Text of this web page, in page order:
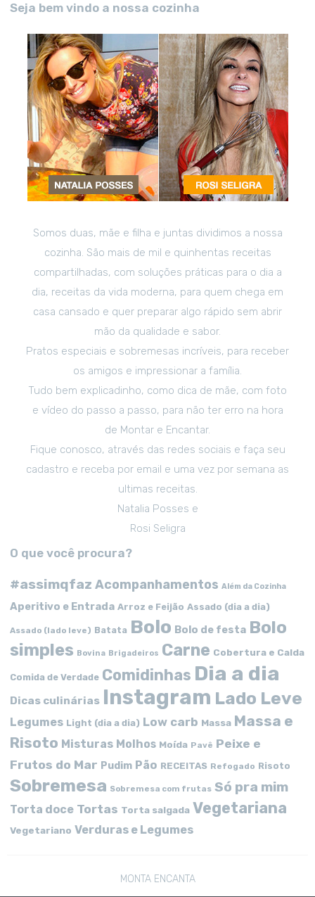
Seja bem vindo a nossa cozinha
Somos duas, mãe e filha e juntas dividimos a nossa
cozinha. São mais de mil e quinhentas receitas
compartilhadas, com soluções práticas para o dia a
dia, receitas da vida moderna, para quem chega em
casa cansado e quer preparar algo rápido sem abrir
mão da qualidade e sabor.
Pratos especiais e sobremesas incríveis, para receber
os amigos e impressionar a família.
Tudo bem explicadinho, como dica de mãe, com foto
e vídeo do passo a passo, para não ter erro na hora
de Montar e Encantar.
Fique conosco, através das redes sociais e faça seu
cadastro e receba por email e uma vez por semana as
ultimas receitas.
Natalia Posses e
Rosi Seligra
O que você procura?
#assimqfaz Acompanhamentos Além da Cozinha
Aperitivo e Entrada Arroz e Feijão Assado (dia a dia)
Assado (lado leve) Batata Bolo Bolo de festa Bolo
simples Bovina Brigadeiros Carne Cobertura e Calda
Comida de Verdade Comidinhas Dia a dia
Dicas culinárias Instagram Lado Leve
Legumes Light (dia a dia) Low carb Massa Massa e
Risoto Misturas Molhos Moída Pavê Peixe e
Frutos do Mar Pudim Pão RECEITAS Refogado Risoto
Sobremesa Sobremesa com frutas Só pra mim
Torta doce Tortas Torta salgada Vegetariana
Vegetariano Verduras e Legumes
MONTA ENCANTA